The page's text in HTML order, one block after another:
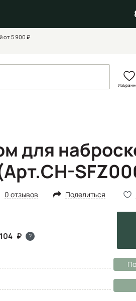
от 5 900 ₽
для
0 отзывов Поделиться
?